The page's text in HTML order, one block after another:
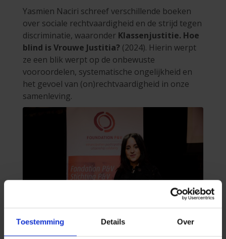
Toestemming Details Over
Yasmien Naciri schreef verschillende boeken
over sociale rechtvaardigheid en de strijd tegen
discriminatie, waaronder Klassenjustitie. Hoe
blind is Vrouwe Justitia? (2024). Hierin werpt
ze een blik werpt op de onbewuste
vooroordelen, systematische ongelijkheid en
het gevoel van (on)rechtvaardigheid in onze
samenleving.